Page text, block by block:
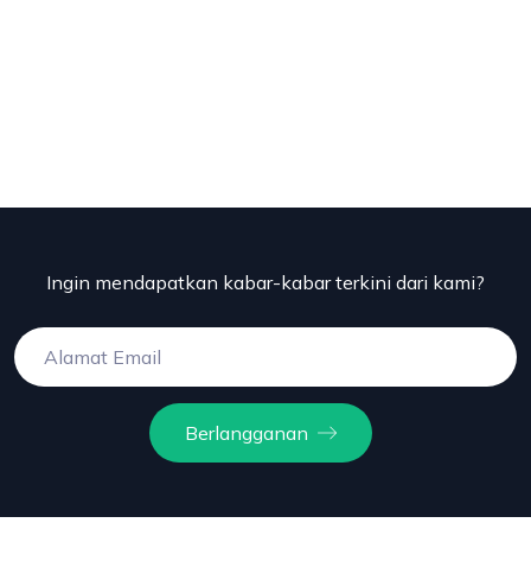
Ingin mendapatkan kabar-kabar terkini dari kami?
Berlangganan